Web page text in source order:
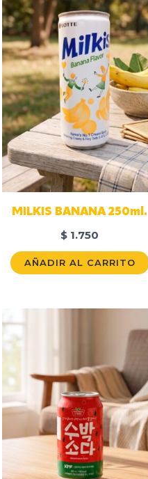
MILKIS BANANA 250ml.
$ 1.750
AÑADIR AL CARRITO